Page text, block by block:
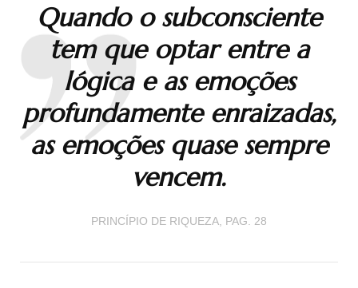
Quando o subconsciente
tem que optar entre a
lógica e as emoções
profundamente enraizadas,
as emoções quase sempre
vencem.
PRINCÍPIO DE RIQUEZA, PAG. 28